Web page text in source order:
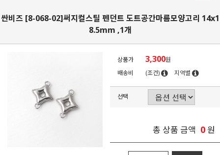
싼비즈 [8-068-02]써지컬스틸 펜던트 도트공간마름모양고리 14x1
8.5mm ,1개
상품가 3,300원
배송비
(조건) 지역별
선택
총 상품 금액 0원